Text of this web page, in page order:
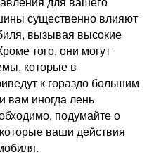
существенно влияют
вызывая высокие
того, они могут
которые в
к гораздо большим
вам иногда лень
подумайте о
ваши действия